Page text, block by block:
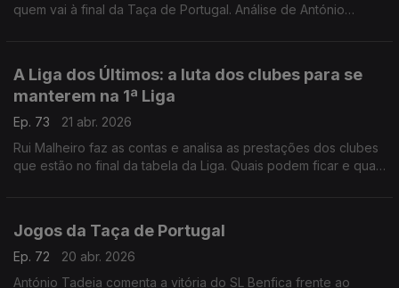
quem vai à final da Taça de Portugal. Análise de António
A Liga dos Últimos: a luta dos clubes para se
manterem na 1ª Liga
Ep. 73
21 abr. 2026
Rui Malheiro faz as contas e analisa as prestações dos clubes
que estão no final da tabela da Liga. Quais podem ficar e quais
Jogos da Taça de Portugal
Ep. 72
20 abr. 2026
António Tadeia comenta a vitória do SL Benfica frente ao